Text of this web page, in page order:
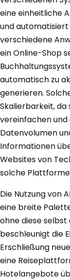
eine einheitliche
und
verschiedene
ein Online-Shop
automatisch zu
generieren.
Skalierbarkeit,
vereinfachen und
Datenvolumen
Informationen
Websites von
solche
Die Nutzung von
eine breite
ohne diese selbst
beschleunigt die
Erschließung
eine
Hotelangebote